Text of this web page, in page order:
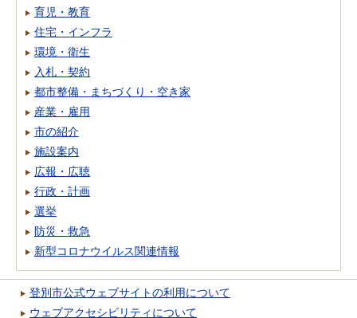
育児・教育
住宅・インフラ
環境・衛生
入札・契約
都市整備・まちづくり・空き家
産業・雇用
市の紹介
施設案内
広報・広聴
行政・計画
選挙
防災・救急
新型コロナウイルス関連情報
登別市公式ウェブサイトの利用について
ウェブアクセシビリティについて